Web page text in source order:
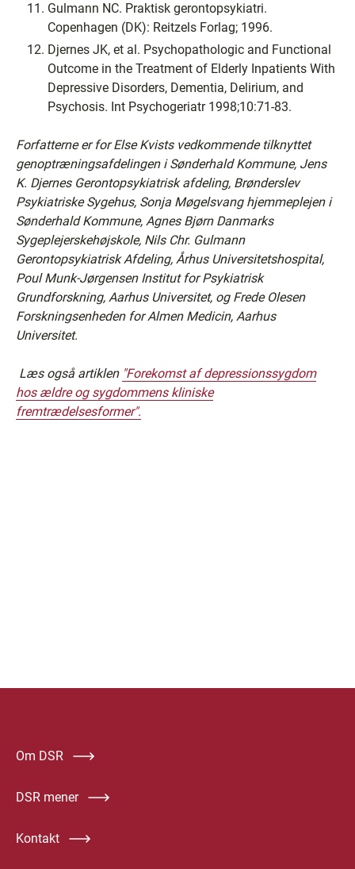
Gulmann NC. Praktisk gerontopsykiatri.
Copenhagen (DK): Reitzels Forlag; 1996.
Djernes JK, et al. Psychopathologic and Functional
Outcome in the Treatment of Elderly Inpatients With
Depressive Disorders, Dementia, Delirium, and
Psychosis. Int Psychogeriatr 1998;10:71-83.
Forfatterne er for Else Kvists vedkommende tilknyttet
genoptræningsafdelingen i Sønderhald Kommune, Jens
K. Djernes Gerontopsykiatrisk afdeling, Brønderslev
Psykiatriske Sygehus, Sonja Møgelsvang hjemmeplejen i
Sønderhald Kommune, Agnes Bjørn Danmarks
Sygeplejerskehøjskole, Nils Chr. Gulmann
Gerontopsykiatrisk Afdeling, Århus Universitetshospital,
Poul Munk-Jørgensen Institut for Psykiatrisk
Grundforskning, Aarhus Universitet, og Frede Olesen
Forskningsenheden for Almen Medicin, Aarhus
Universitet.
Læs også artiklen "Forekomst af depressionssygdom
hos ældre og sygdommens kliniske
fremtrædelsesformer".
Om DSR
DSR mener
Kontakt